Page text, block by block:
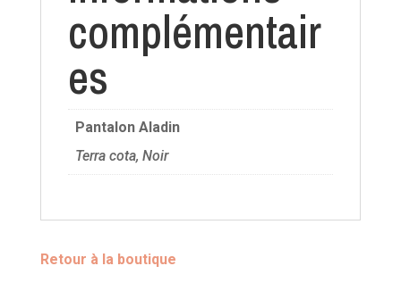
complémentair
es
Pantalon Aladin
Terra cota, Noir
Retour à la boutique